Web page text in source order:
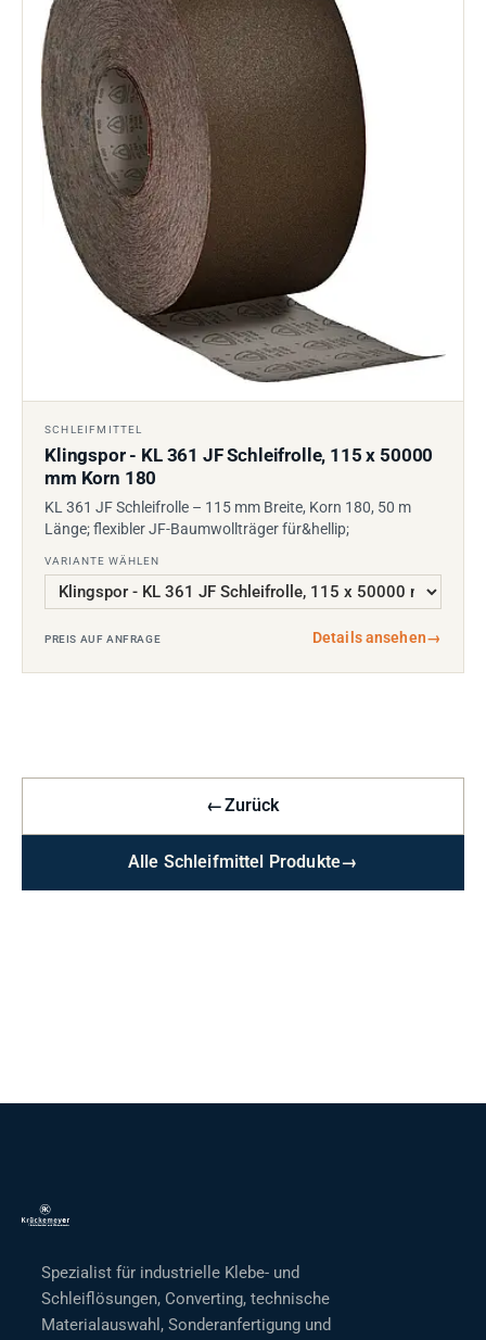
SCHLEIFMITTEL
Klingspor - KL 361 JF Schleifrolle, 115 x 50000
mm Korn 180
KL 361 JF Schleifrolle – 115 mm Breite, Korn 180, 50 m
Länge; flexibler JF-Baumwollträger für&hellip;
VARIANTE WÄHLEN
PREIS AUF ANFRAGE Details ansehen→
←Zurück
Alle Schleifmittel Produkte→
Spezialist für industrielle Klebe- und
Schleiflösungen, Converting, technische
Materialauswahl, Sonderanfertigung und